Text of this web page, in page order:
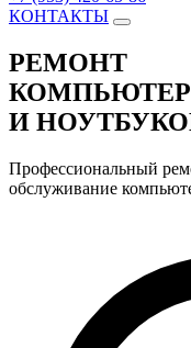
КОНТАКТЫ
РЕМОНТ
И
Профессиональный
обслуживание